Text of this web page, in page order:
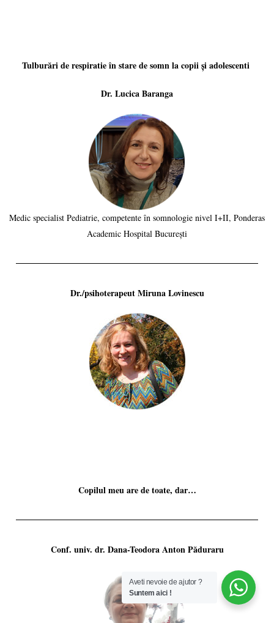
Tulburări de respiratie în stare de somn la copii și adolescenti
Dr. Lucica Baranga
Medic specialist Pediatrie, competente în somnologie nivel I+II, Ponderas
Academic Hospital București
Dr./psihoterapeut Miruna Lovinescu
Copilul meu are de toate, dar…
Conf. univ. dr. Dana-Teodora Anton Păduraru
Aveti nevoie de ajutor ?
Suntem aici !